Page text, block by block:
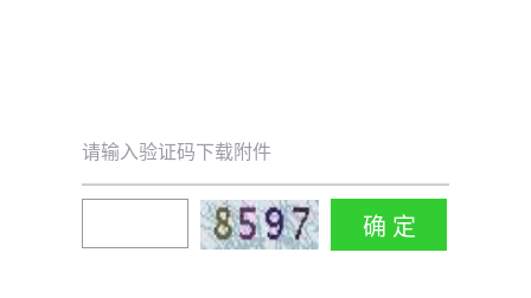
请输入验证码下载附件